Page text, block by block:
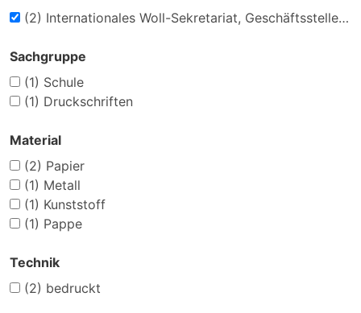
(2) Internationales Woll-Sekretariat, Geschäftsstelle Deutschland, Düsseldorf
Sachgruppe
(1) Schule
(1) Druckschriften
Material
(2) Papier
(1) Metall
(1) Kunststoff
(1) Pappe
Technik
(2) bedruckt